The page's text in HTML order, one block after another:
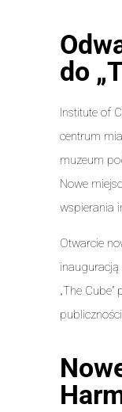
do
Institute of
centrum
muzeum
Nowe
wspierania
Otwarcie
inauguracją
„The